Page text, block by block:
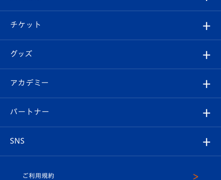
試合情報
チケット
イベント
メディア
ホームタウン
クラブ概要
エンブレム紹介
スタッフプロフィール
マスコット紹介
はじめての観戦ガイド
Revive Team
ヴィヴィくんの長崎おもてなしガイド
試合日程/結果
フォトギャラリー
スタジアムグルメ
チケット
チケット
V-LOVERS（ファンクラブ）
プレイヤーズスイート
グッズ
オンラインショップ
店舗情報
アカデミー
育成からのお知らせ
U-18
パートナー
SNS
ご利用規約